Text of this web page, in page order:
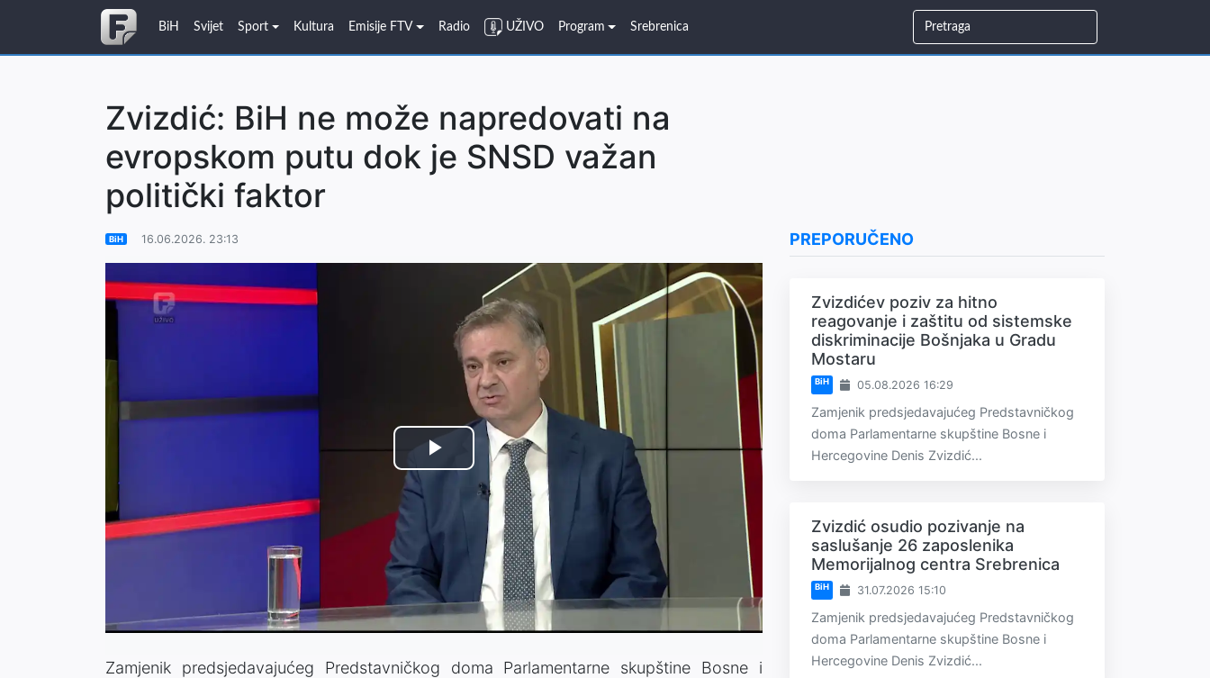
BiH Svijet Sport Kultura Emisije FTV Radio UŽIVO Program Srebrenica
Zvizdić: BiH ne može napredovati na
evropskom putu dok je SNSD važan
politički faktor
BiH 16.06.2026. 23:13
Play
Video
Zamjenik predsjedavajućeg Predstavničkog doma Parlamentarne skupštine Bosne i
PREPORUČENO
Zvizdićev poziv za hitno
reagovanje i zaštitu od sistemske
diskriminacije Bošnjaka u Gradu
Mostaru
BiH 05.08.2026 16:29
Zamjenik predsjedavajućeg Predstavničkog
doma Parlamentarne skupštine Bosne i
Hercegovine Denis Zvizdić...
Zvizdić osudio pozivanje na
saslušanje 26 zaposlenika
Memorijalnog centra Srebrenica
BiH 31.07.2026 15:10
Zamjenik predsjedavajućeg Predstavničkog
doma Parlamentarne skupštine Bosne i
Hercegovine Denis Zvizdić...